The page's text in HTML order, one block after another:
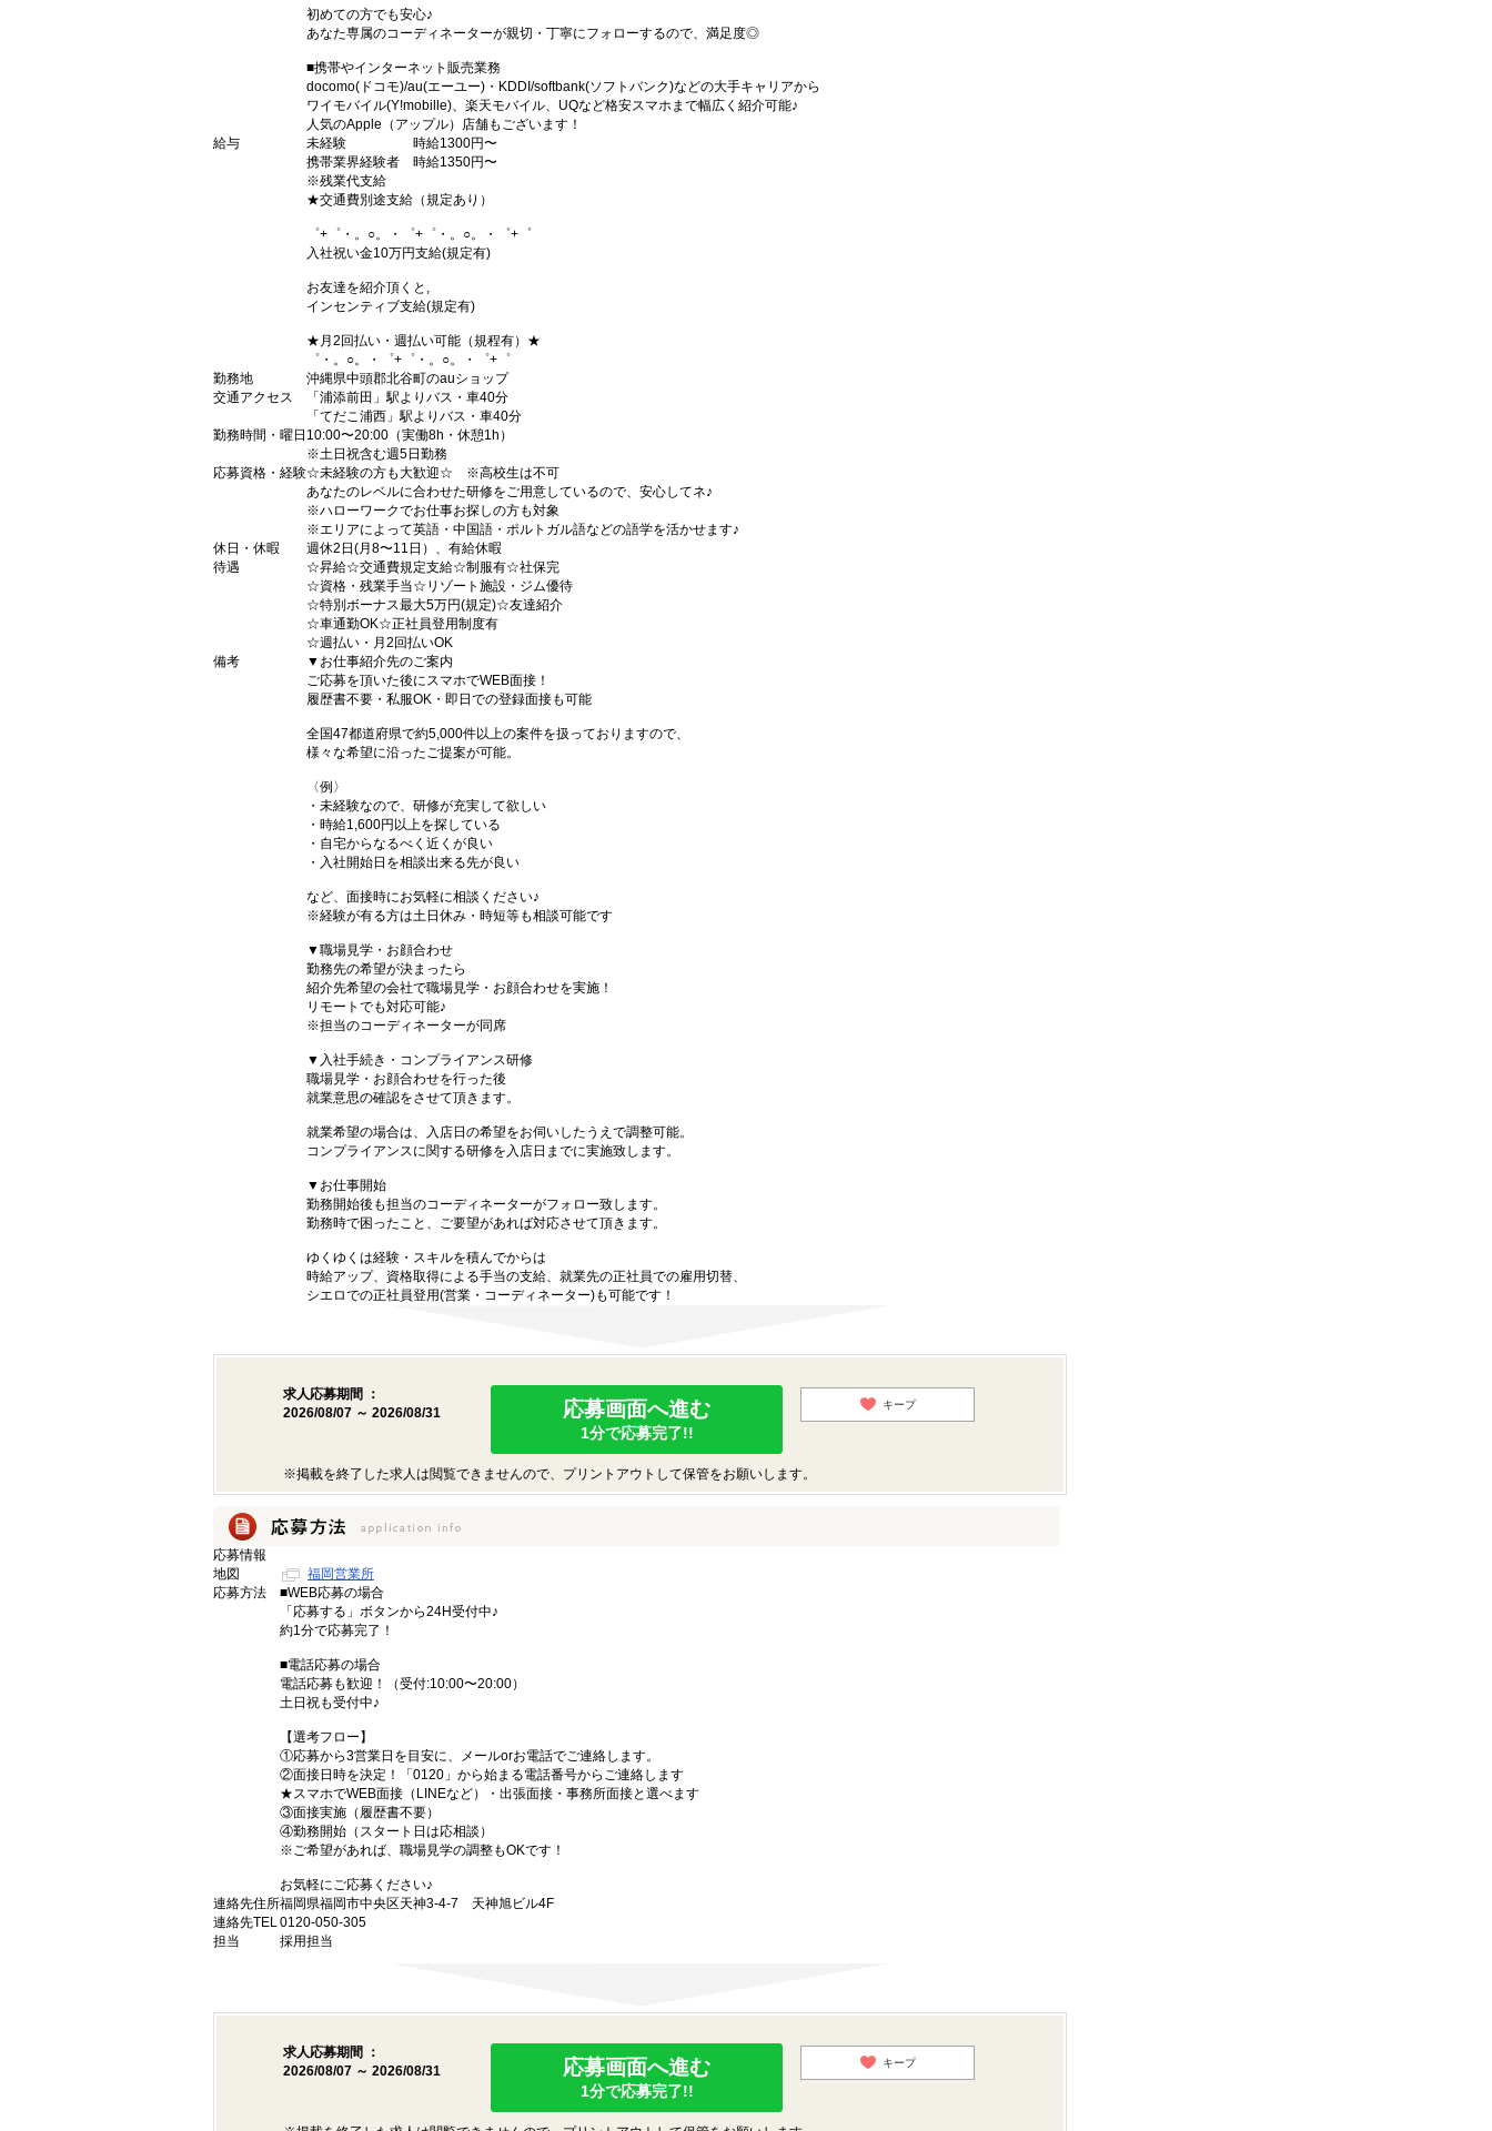
初めての方でも安心♪
あなた専属のコーディネーターが親切・丁寧にフォローするので、満足度◎
■携帯やインターネット販売業務
docomo(ドコモ)/au(エーユー)・KDDI/softbank(ソフトバンク)などの大手キャリアから
ワイモバイル(Y!mobille)、楽天モバイル、UQなど格安スマホまで幅広く紹介可能♪
人気のApple（アップル）店舗もございます！
給与
未経験 時給1300円〜
携帯業界経験者 時給1350円〜
※残業代支給
★交通費別途支給（規定あり）
゜+゜・。○。・゜+゜・。○。・゜+゜
入社祝い金10万円支給(規定有)
お友達を紹介頂くと,
インセンティブ支給(規定有)
★月2回払い・週払い可能（規程有）★
゜・。○。・゜+゜・。○。・゜+゜
勤務地
沖縄県中頭郡北谷町のauショップ
交通アクセス
「浦添前田」駅よりバス・車40分
「てだこ浦西」駅よりバス・車40分
勤務時間・曜日 10:00〜20:00（実働8h・休憩1h）
※土日祝含む週5日勤務
応募資格・経験☆未経験の方も大歓迎☆ ※高校生は不可
あなたのレベルに合わせた研修をご用意しているので、安心してネ♪
※ハローワークでお仕事お探しの方も対象
※エリアによって英語・中国語・ポルトガル語などの語学を活かせます♪
休日・休暇
週休2日(月8〜11日）、有給休暇
待遇
☆昇給☆交通費規定支給☆制服有☆社保完
☆資格・残業手当☆リゾート施設・ジム優待
☆特別ボーナス最大5万円(規定)☆友達紹介
☆車通勤OK☆正社員登用制度有
☆週払い・月2回払いOK
備考
▼お仕事紹介先のご案内
ご応募を頂いた後にスマホでWEB面接！
履歴書不要・私服OK・即日での登録面接も可能
全国47都道府県で約5,000件以上の案件を扱っておりますので、
様々な希望に沿ったご提案が可能。
〈例〉
・未経験なので、研修が充実して欲しい
・時給1,600円以上を探している
・自宅からなるべく近くが良い
・入社開始日を相談出来る先が良い
など、面接時にお気軽に相談ください♪
※経験が有る方は土日休み・時短等も相談可能です
▼職場見学・お顔合わせ
勤務先の希望が決まったら
紹介先希望の会社で職場見学・お顔合わせを実施！
リモートでも対応可能♪
※担当のコーディネーターが同席
▼入社手続き・コンプライアンス研修
職場見学・お顔合わせを行った後
就業意思の確認をさせて頂きます。
就業希望の場合は、入店日の希望をお伺いしたうえで調整可能。
コンプライアンスに関する研修を入店日までに実施致します。
▼お仕事開始
勤務開始後も担当のコーディネーターがフォロー致します。
勤務時で困ったこと、ご要望があれば対応させて頂きます。
ゆくゆくは経験・スキルを積んでからは
時給アップ、資格取得による手当の支給、就業先の正社員での雇用切替、
シエロでの正社員登用(営業・コーディネーター)も可能です！
求人応募期間 ：
2026/08/07 ～ 2026/08/31
応募画面へ進む
1分で応募完了!!
キープ
※掲載を終了した求人は閲覧できませんので、プリントアウトして保管をお願いします。
応募情報
地図
福岡営業所
応募方法
■WEB応募の場合
「応募する」ボタンから24H受付中♪
約1分で応募完了！
■電話応募の場合
電話応募も歓迎！（受付:10:00〜20:00）
土日祝も受付中♪
【選考フロー】
①応募から3営業日を目安に、メールorお電話でご連絡します。
②面接日時を決定！「0120」から始まる電話番号からご連絡します
★スマホでWEB面接（LINEなど）・出張面接・事務所面接と選べます
③面接実施（履歴書不要）
④勤務開始（スタート日は応相談）
※ご希望があれば、職場見学の調整もOKです！
お気軽にご応募ください♪
連絡先住所福岡県福岡市中央区天神3-4-7 天神旭ビル4F
連絡先TEL0120-050-305
担当
採用担当
求人応募期間 ：
2026/08/07 ～ 2026/08/31
応募画面へ進む
1分で応募完了!!
キープ